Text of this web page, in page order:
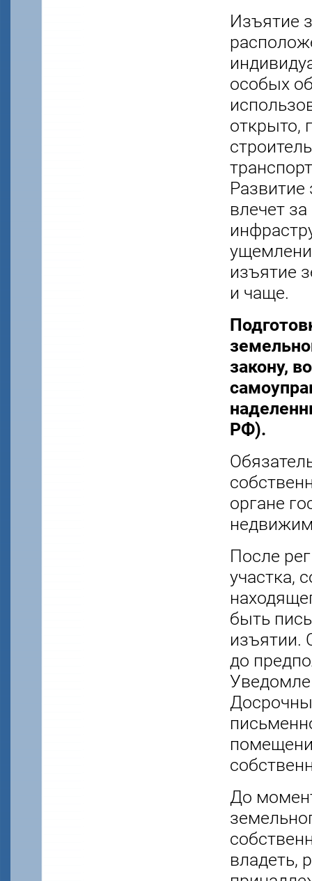
Изъятие
особых
открыто,
Развитие
влечет
изъятие
и чаще.
закону,
РФ).
органе
После
участка,
быть
изъятии.
до
До
владеть,